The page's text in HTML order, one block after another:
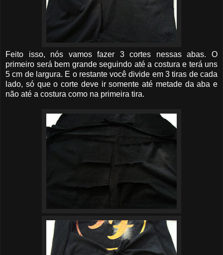
Feito isso, nós vamos fazer 3 cortes nessas abas. O
primeiro será bem grande seguindo até a costura e terá uns
5 cm de largura. E o restante você divide em 3 tiras de cada
lado, só que o corte deve ir somente até metade da aba e
não até a costura como na primeira tira.